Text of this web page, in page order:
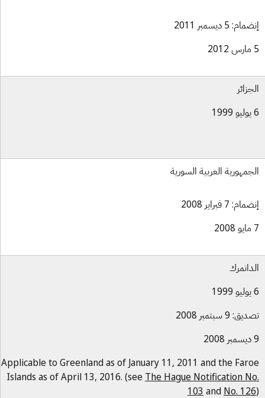
5 ديسمبر 2011
العربية السورية
7 فبراير 2008
9 سبتمبر 2008
Applicable to Greenland as of January 11, 2011 and the
Islands as of April 13, 2016. (seeThe Hague Notification
103andNo.